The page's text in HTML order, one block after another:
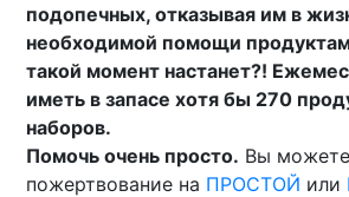
подопечных, отказывая им в
необходимой помощи
такой момент настанет?!
иметь в запасе хотя бы 270
наборов.
Помочь очень просто. Вы
пожертвование на ПРОСТОЙ или